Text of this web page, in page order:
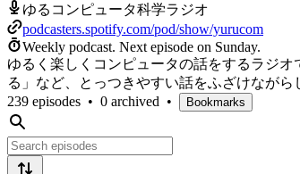
ゆるコンピュータ科学ラジオ
podcasters.spotify.com/pod/show/yurucom
Weekly podcast. Next episode on Sunday.
ゆるく楽しくコンピュータの話をするラジ
る」など、とっつきやすい話をふざけながら
239 episodes • 0 archived • Bookmarks